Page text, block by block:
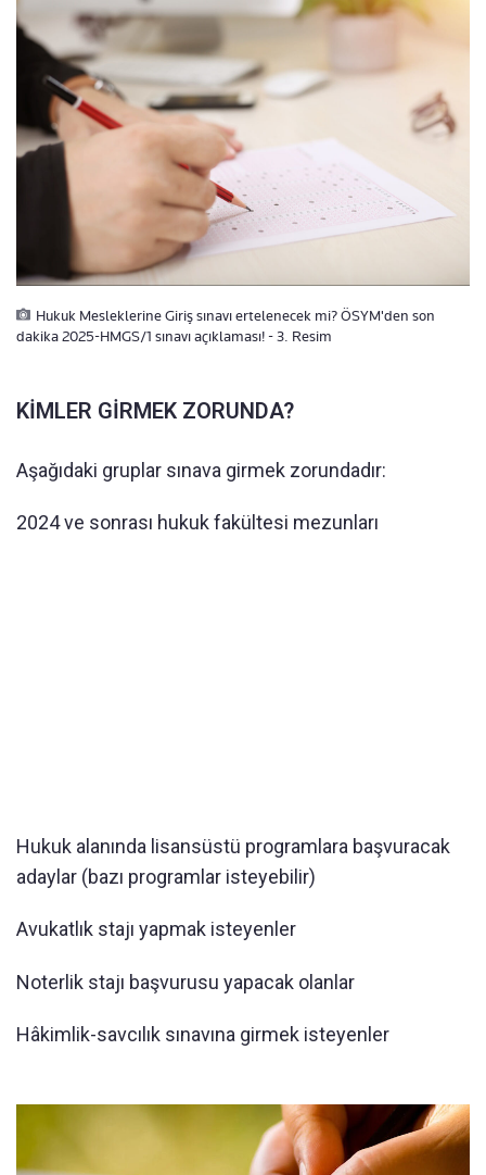
Hukuk Mesleklerine Giriş sınavı ertelenecek mi? ÖSYM'den son
dakika 2025-HMGS/1 sınavı açıklaması! - 3. Resim
KİMLER GİRMEK ZORUNDA?
Aşağıdaki gruplar sınava girmek zorundadır:
2024 ve sonrası hukuk fakültesi mezunları
Hukuk alanında lisansüstü programlara başvuracak
adaylar (bazı programlar isteyebilir)
Avukatlık stajı yapmak isteyenler
Noterlik stajı başvurusu yapacak olanlar
Hâkimlik-savcılık sınavına girmek isteyenler